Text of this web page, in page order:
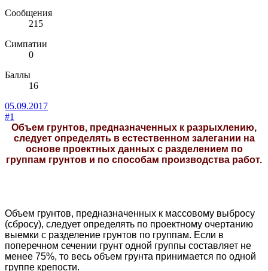
Сообщения
215
Симпатии
0
Баллы
16
05.09.2017
#1
Объем грунтов, предназначенных к разрыхлению,
следует определять в естественном залегании на
основе проектных данных с разделением по
группам грунтов и по способам производства работ.
Объем грунтов, предназначенных к массовому выбросу
(сбросу), следует определять по проектному очертанию
выемки с разделение грунтов по группам. Если в
поперечном сечении грунт одной группы составляет не
менее 75%, то весь объем грунта принимается по одной
группе крепости.